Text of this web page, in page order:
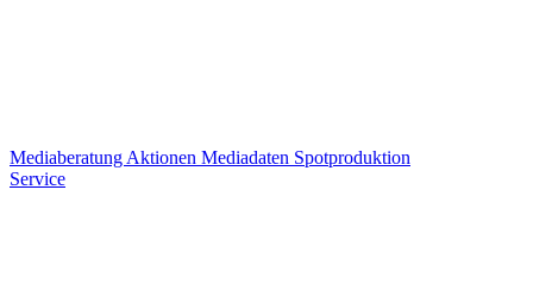
Mediaberatung Aktionen Mediadaten Spotproduktion
Service